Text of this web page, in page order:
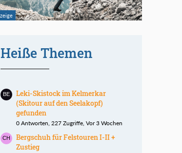
Heiße Themen
Leki-Skistock im Kelmerkar
(Skitour auf den Seelakopf)
gefunden
0 Antworten, 227 Zugriffe, Vor 3 Wochen
Bergschuh für Felstouren I-II +
Zustieg